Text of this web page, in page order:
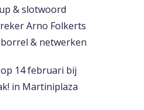
& slotwoord
Arno Folkerts
& netwerken
14 februari bij
in Martiniplaza